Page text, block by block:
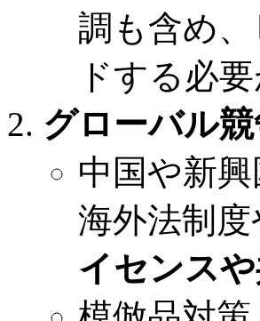
調も含め、
ドする必要
グローバル
中国や新
海外法制
イセンス